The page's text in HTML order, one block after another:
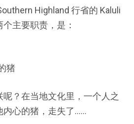
Highland 行省的 Kaluli
主要职责，是：
猪
？在当地文化里，一个人之
内心的猪，走失了……